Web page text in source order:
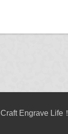
Craft Engrave Life！